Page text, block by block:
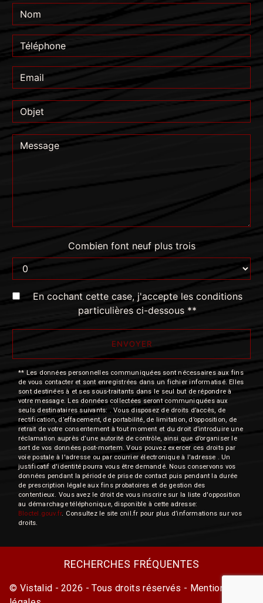
Combien font neuf plus trois
En cochant cette case, j'accepte les conditions
particulières ci-dessous **
ENVOYER
** Les données personnelles communiquées sont nécessaires aux fins
de vous contacter et sont enregistrées dans un fichier informatisé. Elles
sont destinées à et ses sous-traitants dans le seul but de répondre à
votre message. Les données collectées seront communiquées aux
seuls destinataires suivants: . Vous disposez de droits d’accès, de
rectification, d’effacement, de portabilité, de limitation, d’opposition, de
retrait de votre consentement à tout moment et du droit d’introduire une
réclamation auprès d’une autorité de contrôle, ainsi que d’organiser le
sort de vos données post-mortem. Vous pouvez exercer ces droits par
voie postale à l'adresse ou par courrier électronique à l'adresse . Un
justificatif d'identité pourra vous être demandé. Nous conservons vos
données pendant la période de prise de contact puis pendant la durée
de prescription légale aux fins probatoires et de gestion des
contentieux. Vous avez le droit de vous inscrire sur la liste d'opposition
au démarchage téléphonique, disponible à cette adresse:
Bloctel.gouv.fr. Consultez le site cnil.fr pour plus d’informations sur vos
droits.
RECHERCHES FRÉQUENTES
© Vistalid - 2026 - Tous droits réservés - Mentions